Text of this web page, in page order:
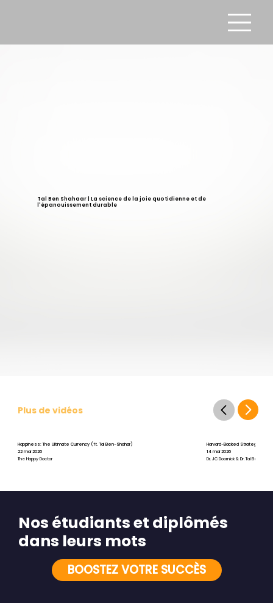
Tal Ben Shahaar | La science de la joie quotidienne et de
l'épanouissement durable
Plus de vidéos
Happiness: The Ultimate Currency (ft. Tal Ben-Shahar)
22 mai 2026
The Happy Doctor
Harvard-Backed Strategies for
14 mai 2026
Dr. JC Doornick & Dr. Tal Ben-
BOOSTEZ VOTRE SUCCÈS
Nos étudiants et diplômés
dans leurs mots